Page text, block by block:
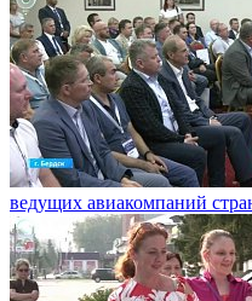
ведущих авиакомпаний